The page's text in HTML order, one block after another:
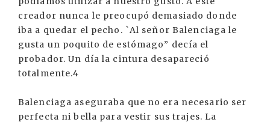
creador nunca le preocupó demasiado donde
iba a quedar el pecho. `Al señor Balenciaga le
gusta un poquito de estómago” decía el
probador. Un día la cintura desapareció
totalmente.4
Balenciaga aseguraba que no era necesario ser
perfecta ni bella para vestir sus trajes. La